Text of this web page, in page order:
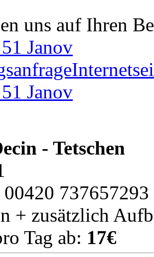
uns auf Ihren
Janov
Janov
- Tetschen
737657293
+ zusätzlich
Tag ab: 17€